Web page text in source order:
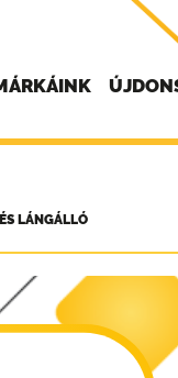
LÁNGÁLLÓ